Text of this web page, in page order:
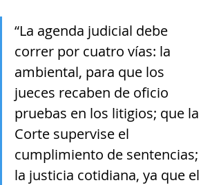
“La agenda judicial debe
correr por cuatro vías: la
ambiental, para que los
jueces recaben de oficio
pruebas en los litigios; que la
Corte supervise el
cumplimiento de sentencias;
la justicia cotidiana, ya que el